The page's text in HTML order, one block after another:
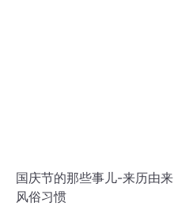
国庆节的那些事儿-来历由来
风俗习惯